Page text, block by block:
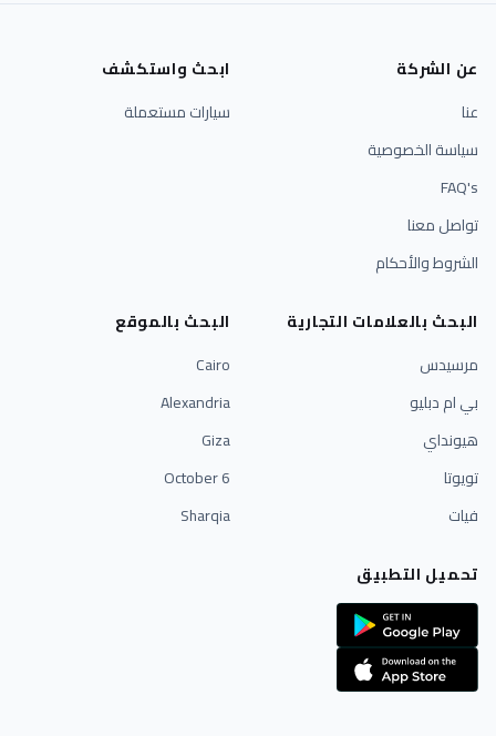
عن الشركة
عنا
سياسة الخصوصية
FAQ's
تواصل معنا
الشروط والأحكام
ابحث واستكشف
سيارات مستعملة
البحث بالعلامات التجارية
مرسيدس
بي ام دبليو
هيونداي
تويوتا
فيات
البحث بالموقع
Cairo
Alexandria
Giza
6 October
Sharqia
تحميل التطبيق